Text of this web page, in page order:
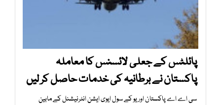
پائلٹس کے جعلی لائسنس کا معاملہ
پاکستان نے برطانیہ کی خدمات حاصل کر لیں
سی اے اے پاکستان اور یو کے سول ایوی ایشن انٹرنیشنل کے مابین